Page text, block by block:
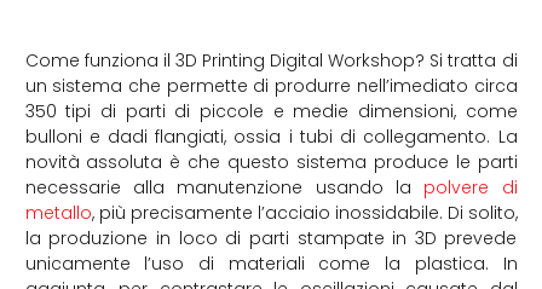
Come funziona il 3D Printing Digital Workshop? Si tratta di
un sistema che permette di produrre nell’imediato circa
350 tipi di parti di piccole e medie dimensioni, come
bulloni e dadi flangiati, ossia i tubi di collegamento. La
novità assoluta è che questo sistema produce le parti
necessarie alla manutenzione usando la polvere di
metallo, più precisamente l’acciaio inossidabile. Di solito,
la produzione in loco di parti stampate in 3D prevede
unicamente l’uso di materiali come la plastica. In